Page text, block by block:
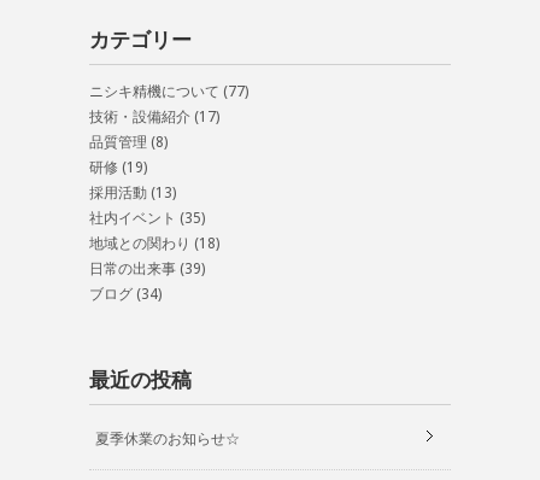
カテゴリー
ニシキ精機について (77)
技術・設備紹介 (17)
品質管理 (8)
研修 (19)
採用活動 (13)
社内イベント (35)
地域との関わり (18)
日常の出来事 (39)
ブログ (34)
最近の投稿
夏季休業のお知らせ☆